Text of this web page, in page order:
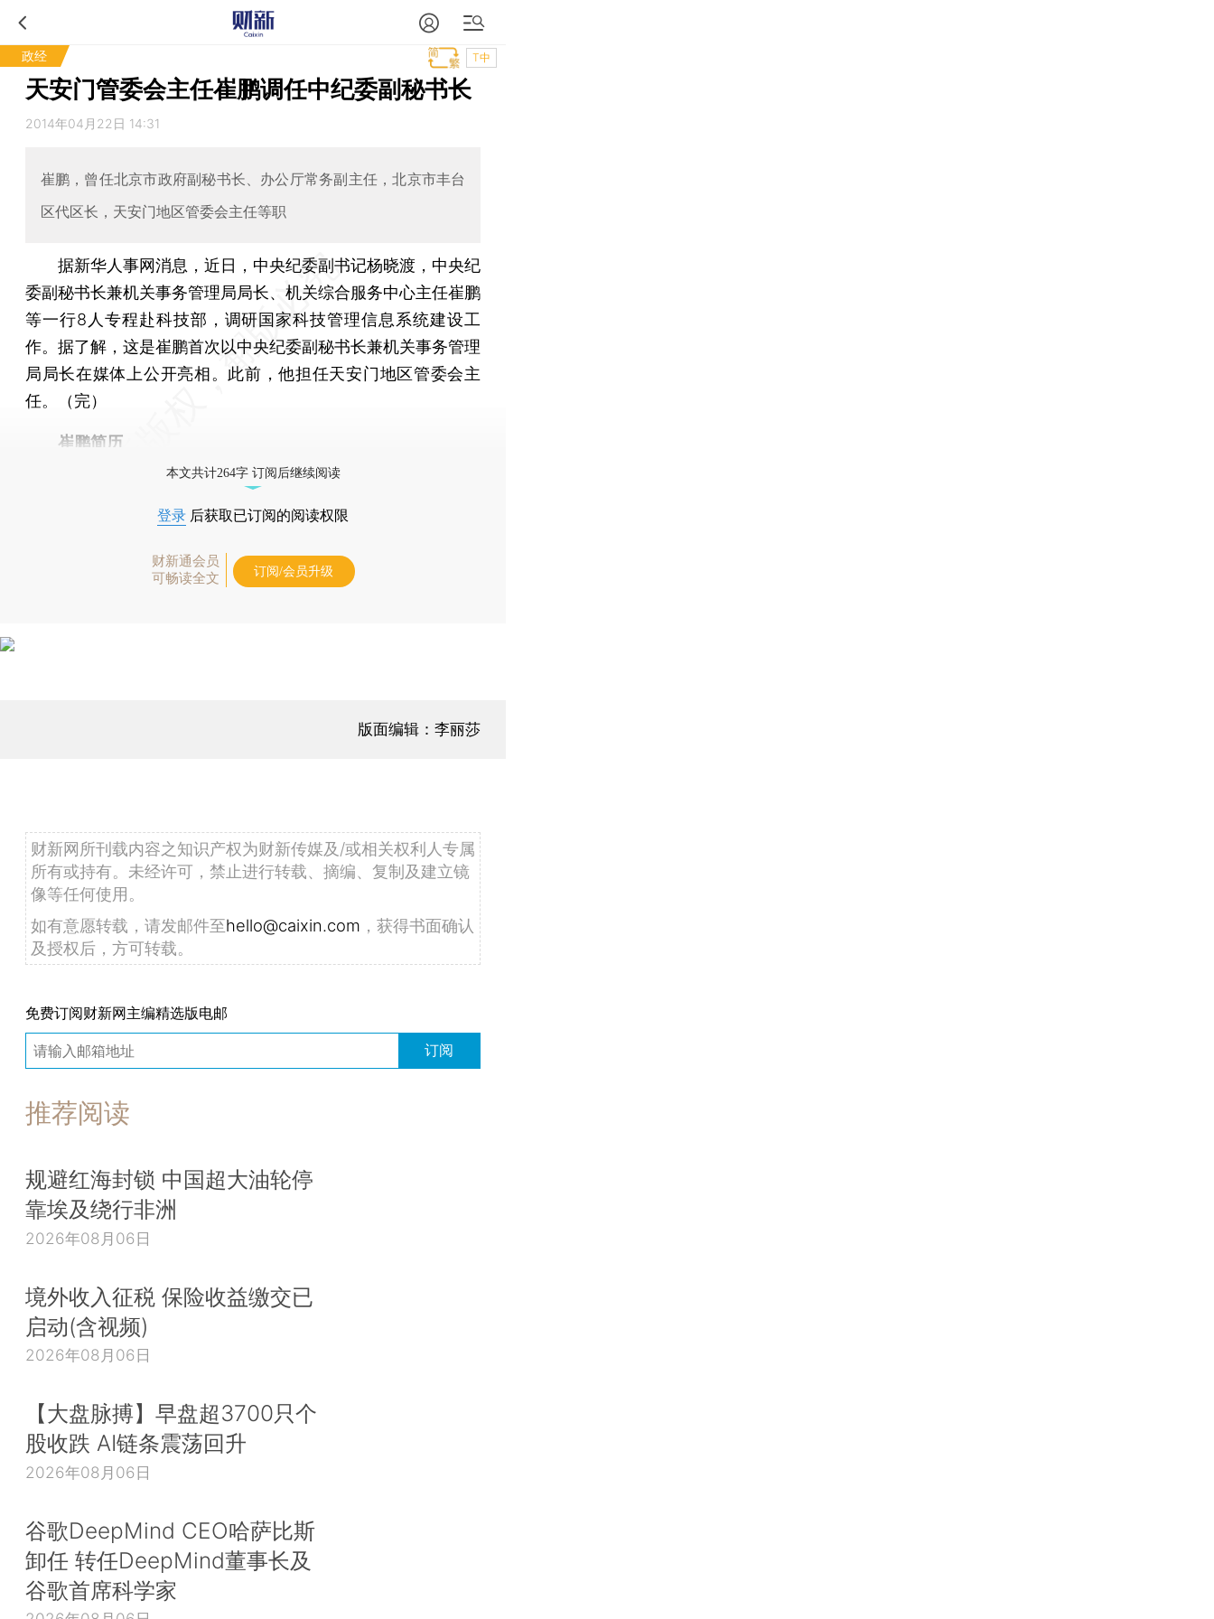
政经 T中
天安门管委会主任崔鹏调任中纪委副秘书长
2014年04月22日 14:31
崔鹏，曾任北京市政府副秘书长、办公厅常务副主任，北京市丰台
区代区长，天安门地区管委会主任等职
据新华人事网消息，近日，中央纪委副书记杨晓渡，中央纪
委副秘书长兼机关事务管理局局长、机关综合服务中心主任崔鹏
等一行8人专程赴科技部，调研国家科技管理信息系统建设工
作。据了解，这是崔鹏首次以中央纪委副秘书长兼机关事务管理
局局长在媒体上公开亮相。此前，他担任天安门地区管委会主
任。（完）
崔鹏简历
本文共计264字 订阅后继续阅读
登录 后获取已订阅的阅读权限
财新通会员
可畅读全文
订阅/会员升级
版面编辑：李丽莎
财新网所刊载内容之知识产权为财新传媒及/或相关权利人专属
所有或持有。未经许可，禁止进行转载、摘编、复制及建立镜
像等任何使用。
如有意愿转载，请发邮件至hello@caixin.com ，获得书面确认
及授权后，方可转载。
免费订阅财新网主编精选版电邮
订阅
推荐阅读
规避红海封锁 中国超大油轮停
靠埃及绕行非洲
2026年08月06日
境外收入征税 保险收益缴交已
启动(含视频)
2026年08月06日
【大盘脉搏】早盘超3700只个
股收跌 AI链条震荡回升
2026年08月06日
谷歌DeepMind CEO哈萨比斯
卸任 转任DeepMind董事长及
谷歌首席科学家